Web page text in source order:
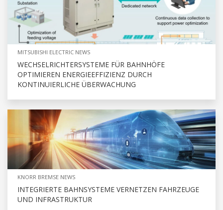
MITSUBISHI ELECTRIC NEWS
WECHSELRICHTERSYSTEME FÜR BAHNHÖFE
OPTIMIEREN ENERGIEEFFIZIENZ DURCH
KONTINUIERLICHE ÜBERWACHUNG
KNORR BREMSE NEWS
INTEGRIERTE BAHNSYSTEME VERNETZEN FAHRZEUGE
UND INFRASTRUKTUR